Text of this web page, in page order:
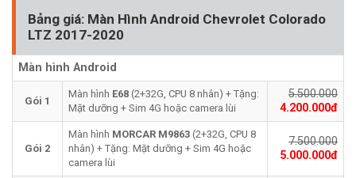
Bảng giá: Màn Hình Android Chevrolet Colorado
LTZ 2017-2020
Màn hình Android
Gói 1
Màn hình E68 (2+32G, CPU 8 nhân) + Tặng:
Mặt dưỡng + Sim 4G hoặc camera lùi
5.500.000
4.200.000đ
Gói 2
Màn hình MORCAR M9863 (2+32G, CPU 8
nhân) + Tặng: Mặt dưỡng + Sim 4G hoặc
camera lùi
7.500.000
5.000.000đ